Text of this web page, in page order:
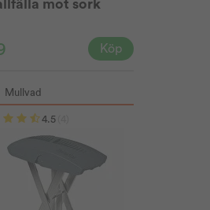
mot sork
Köp
Mullvad
4.5